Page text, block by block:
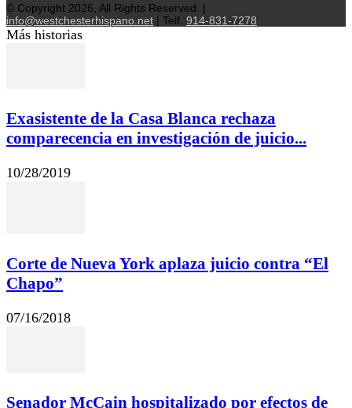
© Copyright 2026, All Rights Reserved. |
info@westchesterhispano.net | Telf. 914-831-7278
Más historias
Exasistente de la Casa Blanca rechaza
comparecencia en investigación de juicio...
10/28/2019
Corte de Nueva York aplaza juicio contra “El
Chapo”
07/16/2018
Senador McCain hospitalizado por efectos de